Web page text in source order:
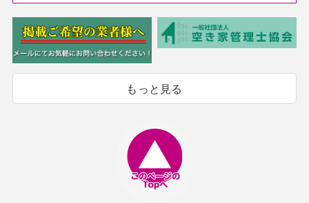
もっと見る